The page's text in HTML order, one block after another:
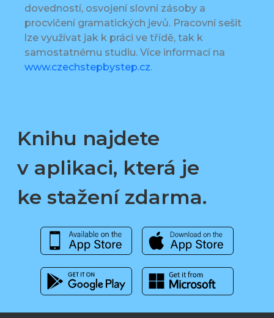
dovedností, osvojení slovní zásoby a
procvičení gramatických jevů. Pracovní sešit
lze využívat jak k práci ve třídě, tak k
samostatnému studiu. Více informací na
www.czechstepbystep.cz.
Knihu najdete
v aplikaci, která je
ke stažení zdarma.